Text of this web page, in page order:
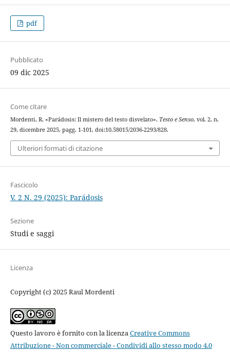
pdf
Pubblicato
09 dic 2025
Come citare
Mordenti, R. «Parádosis: Il mistero del testo disvelato». Testo e Senso, vol. 2, n.
29, dicembre 2025, pagg. 1-101, doi:10.58015/2036-2293/828.
Ulteriori formati di citazione
Fascicolo
V. 2 N. 29 (2025): Parádosis
Sezione
Studi e saggi
Licenza
Copyright (c) 2025 Raul Mordenti
Questo lavoro è fornito con la licenzaCreative Commons
Attribuzione - Non commerciale - Condividi allo stesso modo 4.0